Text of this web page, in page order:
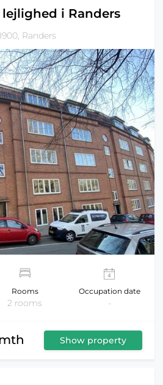
i Randers
Randers
Rooms
2 rooms
Occupation date
-
Show property